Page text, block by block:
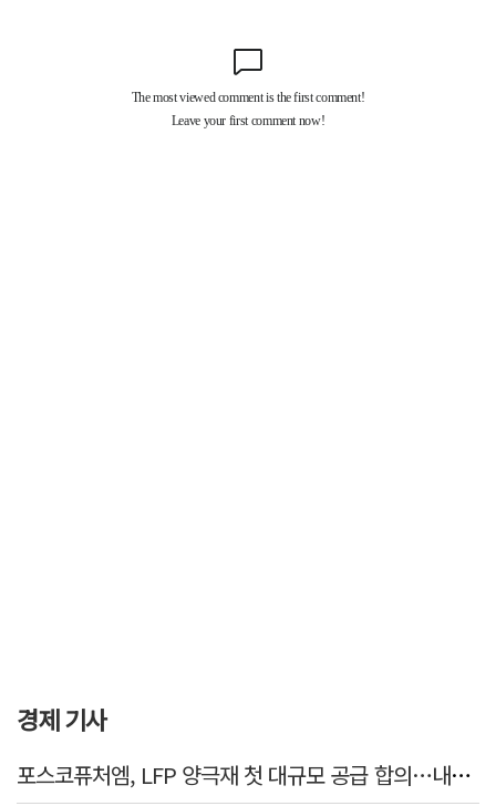
경제 기사
포스코퓨처엠, LFP 양극재 첫 대규모 공급 합의…내년부터 6년간 19만t